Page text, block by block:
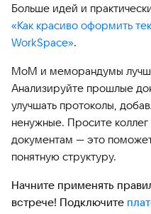
Больше идей и
«Как красиво оформить
WorkSpace».
MoM и меморандумы
Анализируйте прошлые
улучшать протоколы,
ненужные. Просите коллег
документам — это
понятную структуру.
Начните применять
встрече! Подключите